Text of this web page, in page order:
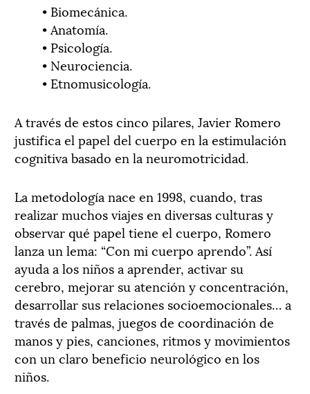
• Biomecánica.
• Anatomía.
• Psicología.
• Neurociencia.
• Etnomusicología.
A través de estos cinco pilares, Javier Romero
justifica el papel del cuerpo en la estimulación
cognitiva basado en la neuromotricidad.
La metodología nace en 1998, cuando, tras
realizar muchos viajes en diversas culturas y
observar qué papel tiene el cuerpo, Romero
lanza un lema: “Con mi cuerpo aprendo”. Así
ayuda a los niños a aprender, activar su
cerebro, mejorar su atención y concentración,
desarrollar sus relaciones socioemocionales… a
través de palmas, juegos de coordinación de
manos y pies, canciones, ritmos y movimientos
con un claro beneficio neurológico en los
niños.